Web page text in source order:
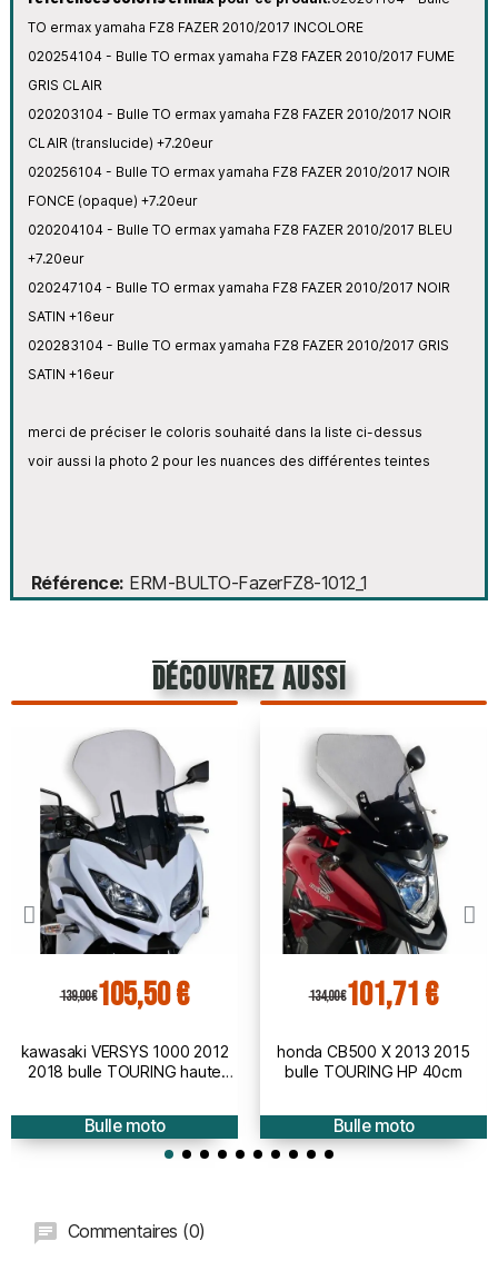
TO ermax yamaha FZ8 FAZER 2010/2017 INCOLORE
020254104 - Bulle TO ermax yamaha FZ8 FAZER 2010/2017 FUME
GRIS CLAIR
020203104 - Bulle TO ermax yamaha FZ8 FAZER 2010/2017 NOIR
CLAIR (translucide) +7.20eur
020256104 - Bulle TO ermax yamaha FZ8 FAZER 2010/2017 NOIR
FONCE (opaque) +7.20eur
020204104 - Bulle TO ermax yamaha FZ8 FAZER 2010/2017 BLEU
+7.20eur
020247104 - Bulle TO ermax yamaha FZ8 FAZER 2010/2017 NOIR
SATIN +16eur
020283104 - Bulle TO ermax yamaha FZ8 FAZER 2010/2017 GRIS
SATIN +16eur
merci de préciser le coloris souhaité dans la liste ci-dessus
voir aussi la photo 2 pour les nuances des différentes teintes
Référence ERM-BULTO-FazerFZ8-1012_1
découvrez aussi
139,00 €105,50 €
kawasaki VERSYS 1000 2012
2018 bulle TOURING haute
Bulle moto
134,00 €101,71 €
honda CB500 X 2013 2015
bulle TOURING HP 40cm
Bulle moto
Commentaires (0)